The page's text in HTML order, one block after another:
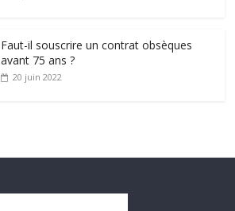
Faut-il souscrire un contrat obsèques
avant 75 ans ?
20 juin 2022